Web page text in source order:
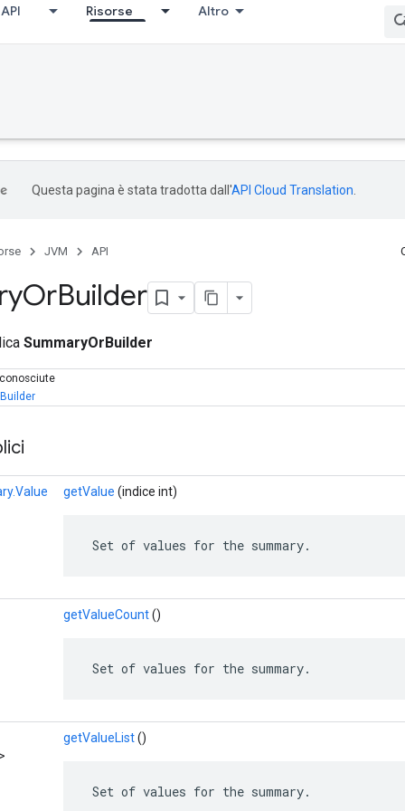
API Risorse Altro
Questa pagina è stata tradotta dall'API Cloud Translation
JVM API
OrBuilder
SummaryOrBuilder
getValue (indice int)
Set of values for the summary.
getValueCount()
Set of values for the summary.
getValueList()
Set of values for the summary.